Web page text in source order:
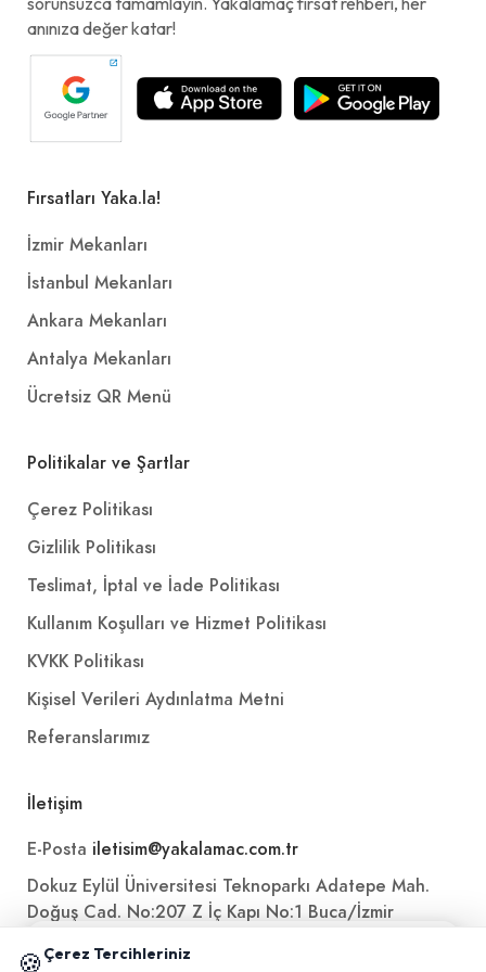
anınıza değer katar!
Fırsatları Yaka.la!
İzmir Mekanları
İstanbul Mekanları
Ankara Mekanları
Antalya Mekanları
Ücretsiz QR Menü
Politikalar ve Şartlar
Çerez Politikası
Gizlilik Politikası
Teslimat, İptal ve İade Politikası
Kullanım Koşulları ve Hizmet Politikası
KVKK Politikası
Kişisel Verileri Aydınlatma Metni
Referanslarımız
İletişim
E-Posta iletisim@yakalamac.com.tr
Dokuz Eylül Üniversitesi Teknoparkı Adatepe Mah.
Doğuş Cad. No:207 Z İç Kapı No:1 Buca/İzmir
🍪 Çerez Tercihleriniz
📱 Mobil uygulamamızı keşfedin!